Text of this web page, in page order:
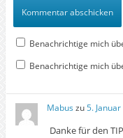
Benachrichtige mich
Benachrichtige mich
Mabus zu5.
Danke für den